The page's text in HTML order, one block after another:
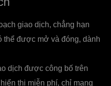
giao dịch, chẳng hạn
thể được mở và đóng, dành
dịch được công bố trên
thị miễn phí, chỉ mang